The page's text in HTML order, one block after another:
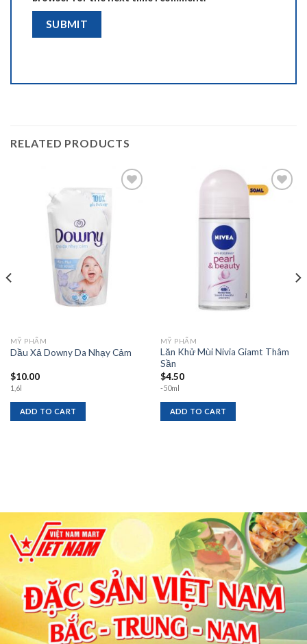
RELATED PRODUCTS
MỸ PHẨM
Dầu Xả Downy Da Nhạy Cảm
$10.00
1,6l
ADD TO CART
MỸ PHẨM
Lăn Khử Mùi Nivia Giamt Thâm
Sần
$4.50
-50ml
ADD TO CART